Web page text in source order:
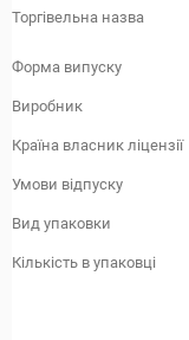
Торгівельна назва
Форма випуску
Виробник
Країна власник ліцензії
Умови відпуску
Вид упаковки
Кількість в упаковці